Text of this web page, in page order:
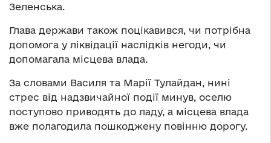
Зеленська.
Глава держави також поцікавився, чи потрібна
допомога у ліквідації наслідків негоди, чи
допомагала місцева влада.
За словами Василя та Марії Тулайдан, нині
стрес від надзвичайної події минув, оселю
поступово приводять до ладу, а місцева влада
вже полагодила пошкоджену повінню дорогу.